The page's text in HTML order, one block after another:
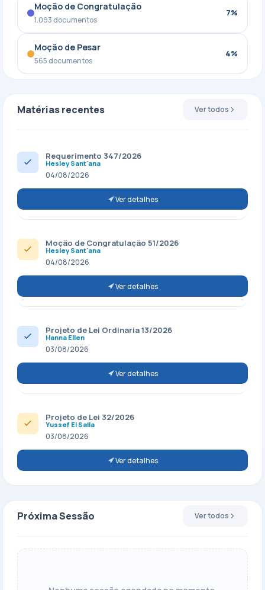
Moção de Congratulação
1.093 documentos
7%
Moção de Pesar
565 documentos
4%
Matérias recentes Ver todos
Requerimento 347/2026
Hesley Sant'ana
04/08/2026
Ver detalhes
Moção de Congratulação 51/2026
Hesley Sant'ana
04/08/2026
Ver detalhes
Projeto de Lei Ordinaria 13/2026
Hanna Ellen
03/08/2026
Ver detalhes
Projeto de Lei 32/2026
Yussef El Salla
03/08/2026
Ver detalhes
Próxima Sessão Ver todos